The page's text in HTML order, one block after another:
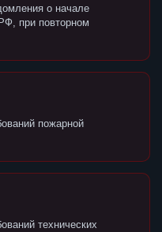
о начале
при повторном
пожарной
технических